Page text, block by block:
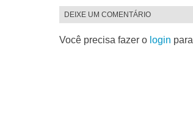
DEIXE UM COMENTÁRIO
Você precisa fazer o login